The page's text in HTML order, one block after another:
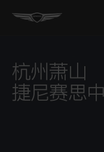
杭州萧山
捷尼赛思